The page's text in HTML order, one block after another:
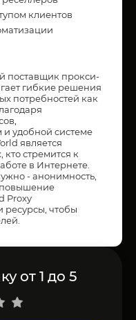
клиентов
поставщик прокси-
гибкие решения
потребностей как
удобной системе
является
стремится к
в Интернете.
- анонимность,
Proxy
ресурсы, чтобы
от 1 до 5